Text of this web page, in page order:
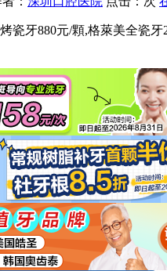
瓷牙880元/顆,格萊美全瓷